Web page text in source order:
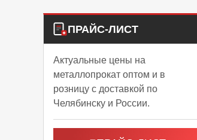
ПРАЙС-ЛИСТ
Актуальные цены на
металлопрокат оптом и в
розницу с доставкой по
Челябинску и России.